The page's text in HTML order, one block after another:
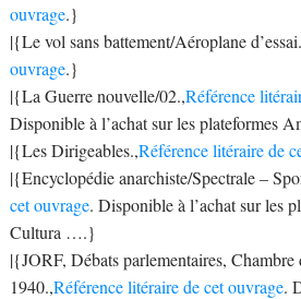
ouvrage.}
|{Le vol sans battement/Aéroplane
ouvrage.}
|{La Guerre nouvelle/02.,Référence
Disponible à l’achat sur les plateformes
|{Les Dirigeables.,Référence litéraire de
|{Encyclopédie anarchiste/Spectrale –
cet ouvrage. Disponible à l’achat sur les
Cultura ….}
|{JORF, Débats parlementaires,
1940.,Référence litéraire de cet ouvrage.